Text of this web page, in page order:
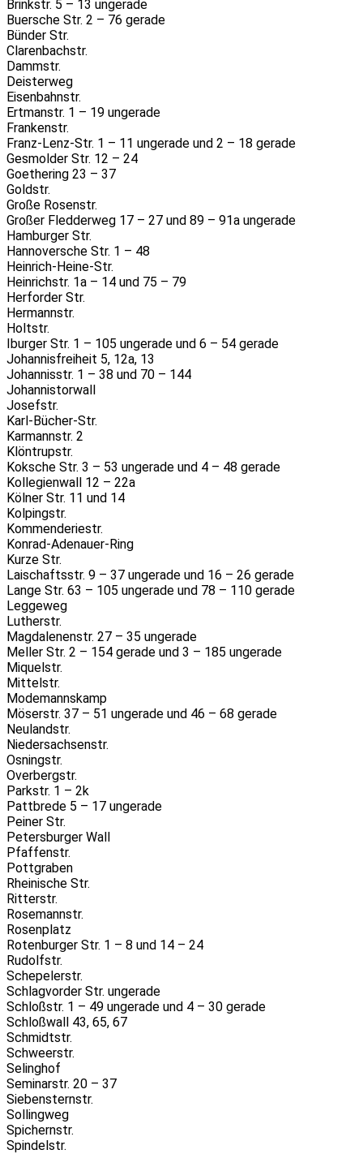
Brinkstr. 5 – 13 ungerade
Buersche Str. 2 – 76 gerade
Bünder Str.
Clarenbachstr.
Dammstr.
Deisterweg
Eisenbahnstr.
Ertmanstr. 1 – 19 ungerade
Frankenstr.
Franz-Lenz-Str. 1 – 11 ungerade und 2 – 18 gerade
Gesmolder Str. 12 – 24
Goethering 23 – 37
Goldstr.
Große Rosenstr.
Großer Fledderweg 17 – 27 und 89 – 91a ungerade
Hamburger Str.
Hannoversche Str. 1 – 48
Heinrich-Heine-Str.
Heinrichstr. 1a – 14 und 75 – 79
Herforder Str.
Hermannstr.
Holtstr.
Iburger Str. 1 – 105 ungerade und 6 – 54 gerade
Johannisfreiheit 5, 12a, 13
Johannisstr. 1 – 38 und 70 – 144
Johannistorwall
Josefstr.
Karl-Bücher-Str.
Karmannstr. 2
Klöntrupstr.
Koksche Str. 3 – 53 ungerade und 4 – 48 gerade
Kollegienwall 12 – 22a
Kölner Str. 11 und 14
Kolpingstr.
Kommenderiestr.
Konrad-Adenauer-Ring
Kurze Str.
Laischaftsstr. 9 – 37 ungerade und 16 – 26 gerade
Lange Str. 63 – 105 ungerade und 78 – 110 gerade
Leggeweg
Lutherstr.
Magdalenenstr. 27 – 35 ungerade
Meller Str. 2 – 154 gerade und 3 – 185 ungerade
Miquelstr.
Mittelstr.
Modemannskamp
Möserstr. 37 – 51 ungerade und 46 – 68 gerade
Neulandstr.
Niedersachsenstr.
Osningstr.
Overbergstr.
Parkstr. 1 – 2k
Pattbrede 5 – 17 ungerade
Peiner Str.
Petersburger Wall
Pfaffenstr.
Pottgraben
Rheinische Str.
Ritterstr.
Rosemannstr.
Rosenplatz
Rotenburger Str. 1 – 8 und 14 – 24
Rudolfstr.
Schepelerstr.
Schlagvorder Str. ungerade
Schloßstr. 1 – 49 ungerade und 4 – 30 gerade
Schloßwall 43, 65, 67
Schmidtstr.
Schweerstr.
Selinghof
Seminarstr. 20 – 37
Siebensternstr.
Sollingweg
Spichernstr.
Spindelstr.